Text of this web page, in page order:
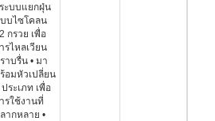
ระบบแยกฝุ่น
บไซโคลน
กรวย เพื่อ
รไหลเวียน
าบรื่น • มา
อมหัวเปลี่ยน
ระเภท เพื่อ
รใช้งานที่
ากหลาย •